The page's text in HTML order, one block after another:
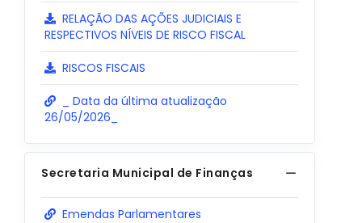
RELAÇÃO DAS AÇÕES JUDICIAIS E
RESPECTIVOS NÍVEIS DE RISCO FISCAL
RISCOS FISCAIS
_ Data da última atualização
26/05/2026_
Secretaria Municipal de Finanças
Emendas Parlamentares